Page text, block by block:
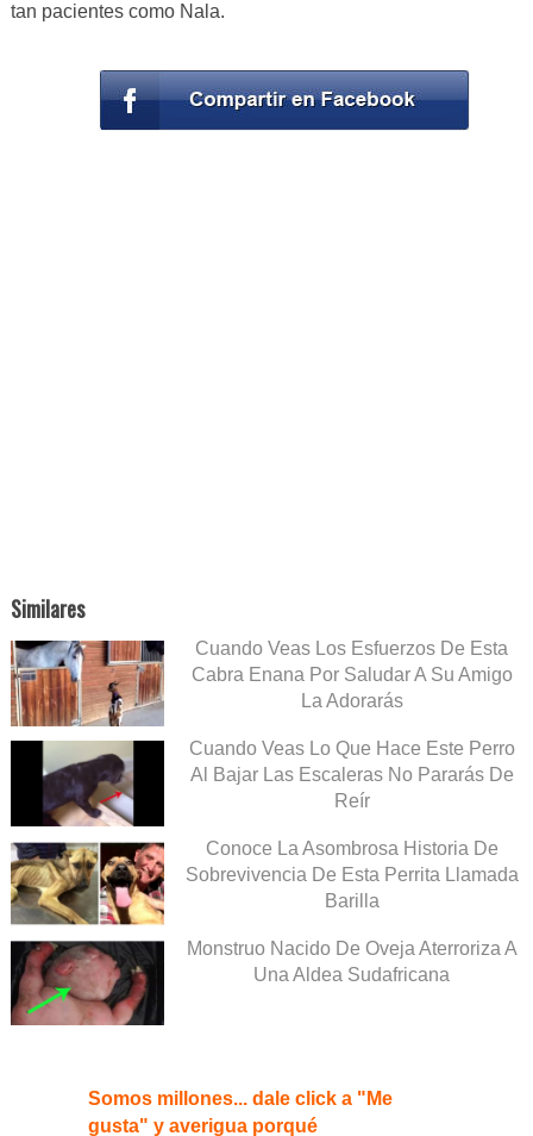
tan pacientes como Nala.
Similares
Cuando Veas Los Esfuerzos De Esta
Cabra Enana Por Saludar A Su Amigo
La Adorarás
Cuando Veas Lo Que Hace Este Perro
Al Bajar Las Escaleras No Pararás De
Reír
Conoce La Asombrosa Historia De
Sobrevivencia De Esta Perrita Llamada
Barilla
Monstruo Nacido De Oveja Aterroriza A
Una Aldea Sudafricana
Somos millones... dale click a "Me
gusta" y averigua porqué